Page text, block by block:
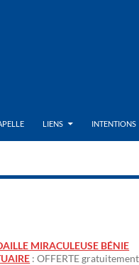
LIENS INTENTIONS
MIRACULEUSE BÉNIE
: OFFERTE